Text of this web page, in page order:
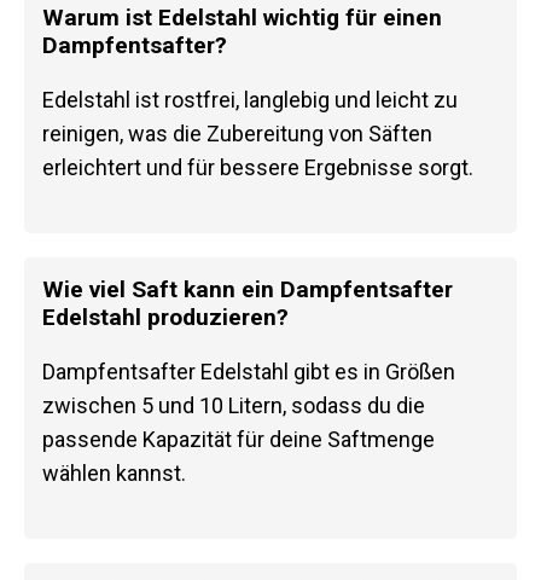
Warum ist Edelstahl wichtig für einen
Dampfentsafter?
Edelstahl ist rostfrei, langlebig und leicht zu
reinigen, was die Zubereitung von Säften
erleichtert und für bessere Ergebnisse sorgt.
Wie viel Saft kann ein Dampfentsafter
Edelstahl produzieren?
Dampfentsafter Edelstahl gibt es in Größen
zwischen 5 und 10 Litern, sodass du die
passende Kapazität für deine Saftmenge
wählen kannst.